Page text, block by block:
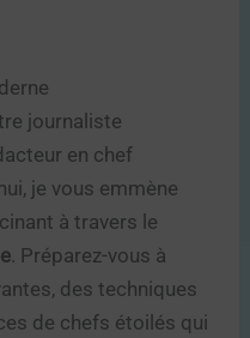
journaliste
en chef
je vous emmène
à travers le
. Préparez-vous à
des techniques
de chefs étoilés qui